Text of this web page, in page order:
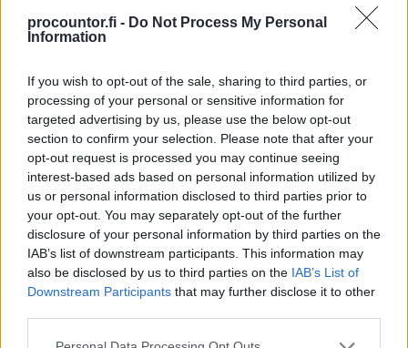
procountor.fi - Do Not Process My Personal
Information
If you wish to opt-out of the sale, sharing to third parties, or
processing of your personal or sensitive information for
targeted advertising by us, please use the below opt-out
section to confirm your selection. Please note that after your
opt-out request is processed you may continue seeing
interest-based ads based on personal information utilized by
us or personal information disclosed to third parties prior to
your opt-out. You may separately opt-out of the further
disclosure of your personal information by third parties on the
IAB’s list of downstream participants. This information may
also be disclosed by us to third parties on the IAB’s List of
Downstream Participants that may further disclose it to other
Please note that this website/app uses one or more Google
Vaivatonta yhteistyötä eri osapuolten
Sopii yritysmuodosta ja -koosta
riippumatta
Tutustu Finago Procountoriin
Yrittäjän taloushallinnon ja
kirjanpidon ohjelmisto